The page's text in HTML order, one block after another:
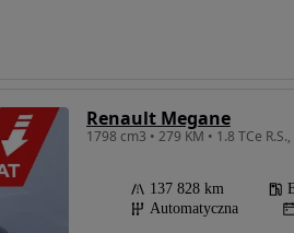
Renault Megane
137 828 km
Automatyczna